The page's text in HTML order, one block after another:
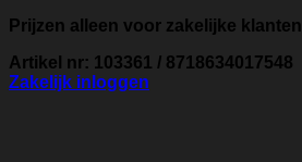
Prijzen alleen voor zakelijke klanten
Artikel nr: 103361 / 8718634017548
Zakelijk inloggen